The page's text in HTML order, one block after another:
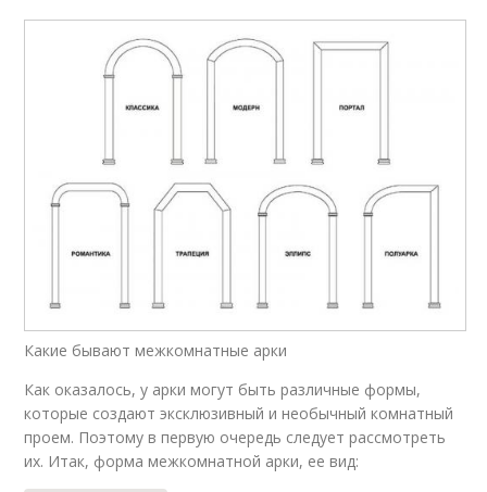
Какие бывают межкомнатные арки
Как оказалось, у арки могут быть различные формы,
которые создают эксклюзивный и необычный комнатный
проем. Поэтому в первую очередь следует рассмотреть
их. Итак, форма межкомнатной арки, ее вид: